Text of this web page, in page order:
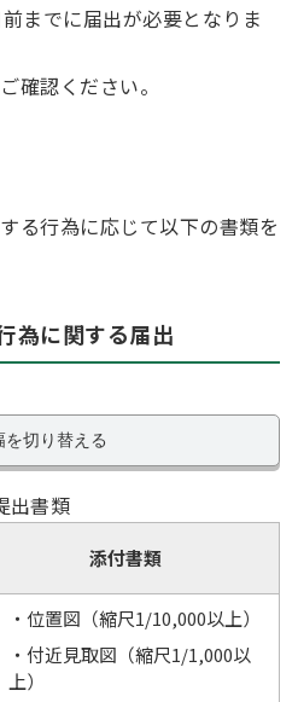
までに届出が必要となりま
確認ください。
る行為に応じて以下の書類を
為に関する届出
を切り替える
出書類
添付書類
・位置図（縮尺1/10,000以上）
・付近見取図（縮尺1/1,000以
上）